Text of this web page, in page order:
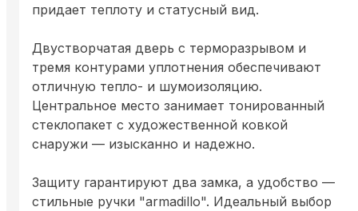
придает теплоту и статусный вид.
Двустворчатая дверь с терморазрывом и
тремя контурами уплотнения обеспечивают
отличную тепло- и шумоизоляцию.
Центральное место занимает тонированный
стеклопакет с художественной ковкой
снаружи — изысканно и надежно.
Защиту гарантируют два замка, а удобство —
стильные ручки "armadillo". Идеальный выбор